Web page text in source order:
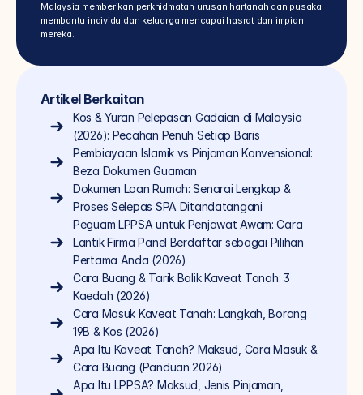
Malaysia memberikan perkhidmatan urusan hartanah dan pusaka
membantu individu dan keluarga mencapai hasrat dan impian
mereka.
Artikel Berkaitan
Kos & Yuran Pelepasan Gadaian di Malaysia
(2026): Pecahan Penuh Setiap Baris
Pembiayaan Islamik vs Pinjaman Konvensional:
Beza Dokumen Guaman
Dokumen Loan Rumah: Senarai Lengkap &
Proses Selepas SPA Ditandatangani
Peguam LPPSA untuk Penjawat Awam: Cara
Lantik Firma Panel Berdaftar sebagai Pilihan
Pertama Anda (2026)
Cara Buang & Tarik Balik Kaveat Tanah: 3
Kaedah (2026)
Cara Masuk Kaveat Tanah: Langkah, Borang
19B & Kos (2026)
Apa Itu Kaveat Tanah? Maksud, Cara Masuk &
Cara Buang (Panduan 2026)
Apa Itu LPPSA? Maksud, Jenis Pinjaman,